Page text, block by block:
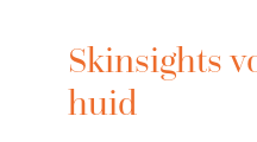
Skinsights
huid